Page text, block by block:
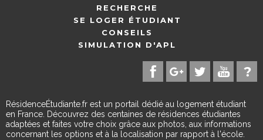
RECHERCHE
SE LOGER ÉTUDIANT
CONSEILS
SIMULATION D'APL
RésidenceÉtudiante.fr est un portail dédié au logement étudiant
en France. Découvrez des centaines de résidences étudiantes
adaptées et faites votre choix grâce aux photos, aux informations
concernant les options et à la localisation par rapport à l'école.